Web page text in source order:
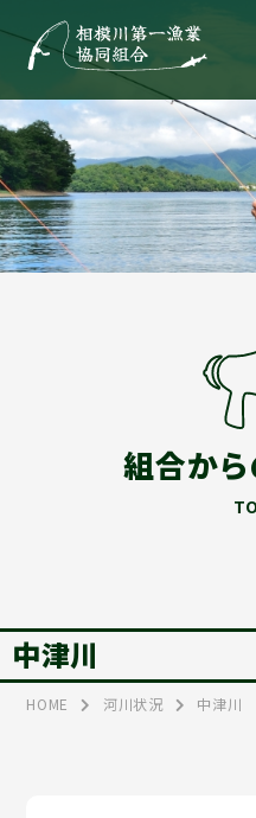
組合か
中津川
HOME 河川状況 中津川